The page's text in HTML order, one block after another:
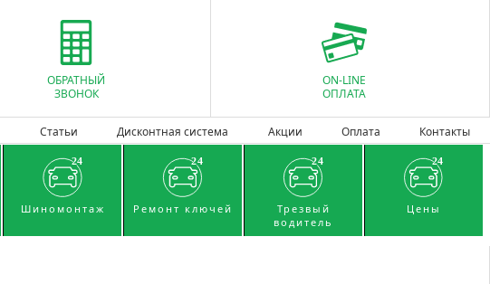
ОБРАТНЫЙ
ЗВОНОК
ON-LINE
ОПЛАТА
Статьи Дисконтная система Акции Оплата Контакты
Шиномонтаж Ремонт ключей
Трезвый
водитель
Цены